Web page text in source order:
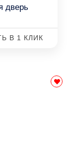
дверь
В 1 КЛИК